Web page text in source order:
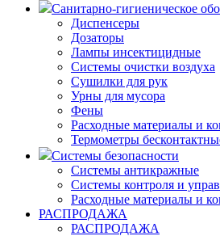
Санитарно-гигиеническое
Диспенсеры
Дозаторы
Лампы инсектицидные
Системы очистки воздуха
Сушилки для рук
Урны для мусора
Фены
Расходные материалы и
Термометры
Системы безопасности
Системы антикражные
Системы контроля и
Расходные материалы и
РАСПРОДАЖА
РАСПРОДАЖА